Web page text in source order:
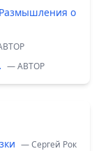
о
— ABTOP
— Сергей Рок